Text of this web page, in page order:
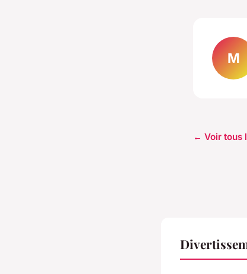
M
← Voir tous